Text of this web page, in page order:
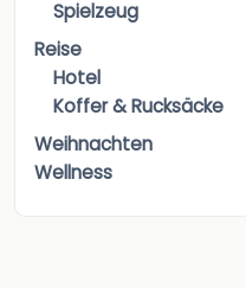
Spielzeug
Reise
Hotel
Koffer & Rucksäcke
Weihnachten
Wellness